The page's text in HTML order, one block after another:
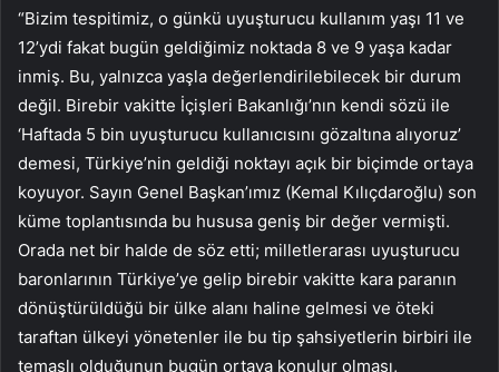
“Bizim tespitimiz, o günkü uyuşturucu kullanım yaşı 11 ve
12’ydi fakat bugün geldiğimiz noktada 8 ve 9 yaşa kadar
inmiş. Bu, yalnızca yaşla değerlendirilebilecek bir durum
değil. Birebir vakitte İçişleri Bakanlığı’nın kendi sözü ile
‘Haftada 5 bin uyuşturucu kullanıcısını gözaltına alıyoruz’
demesi, Türkiye’nin geldiği noktayı açık bir biçimde ortaya
koyuyor. Sayın Genel Başkan’ımız (Kemal Kılıçdaroğlu) son
küme toplantısında bu hususa geniş bir değer vermişti.
Orada net bir halde de söz etti; milletlerarası uyuşturucu
baronlarının Türkiye’ye gelip birebir vakitte kara paranın
dönüştürüldüğü bir ülke alanı haline gelmesi ve öteki
taraftan ülkeyi yönetenler ile bu tip şahsiyetlerin birbiri ile
temaslı olduğunun bugün ortaya konulur olması,